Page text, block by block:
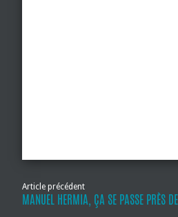
Article précédent
MANUEL HERMIA, ÇA SE PASSE PRÈS